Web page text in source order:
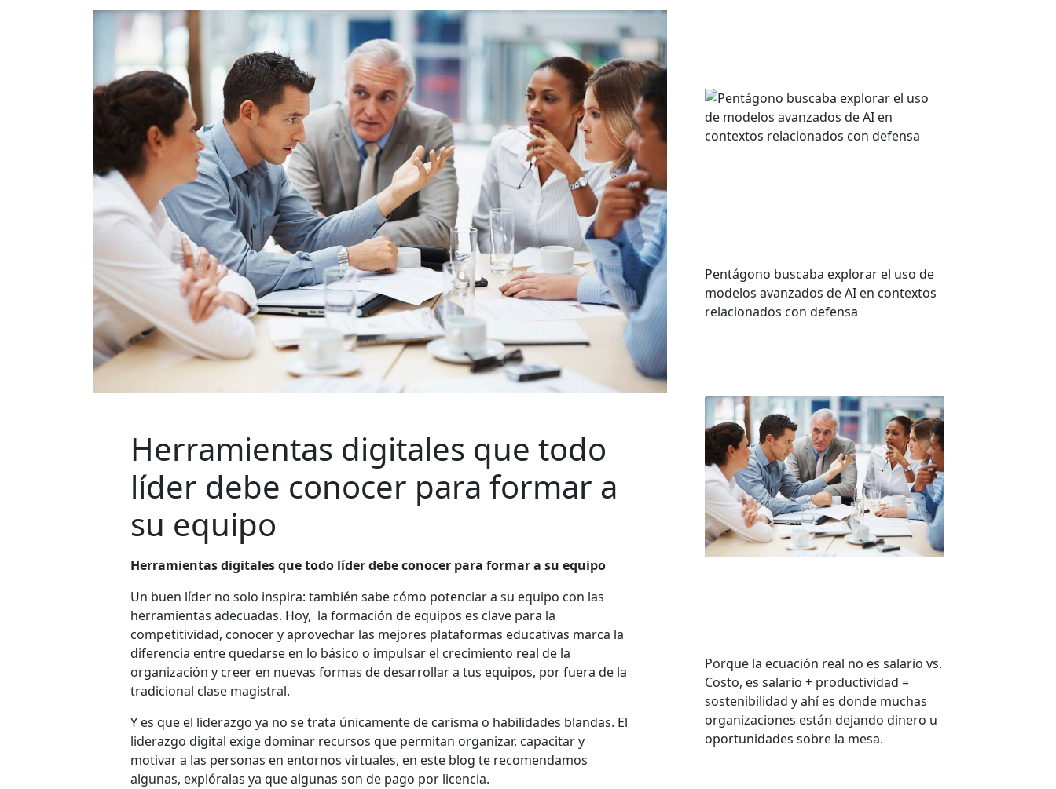
Herramientas digitales que todo
líder debe conocer para formar a
su equipo
Herramientas digitales que todo líder debe conocer para formar a su equipo
Un buen líder no solo inspira: también sabe cómo potenciar a su equipo con las
herramientas adecuadas. Hoy, la formación de equipos es clave para la
competitividad, conocer y aprovechar las mejores plataformas educativas marca la
diferencia entre quedarse en lo básico o impulsar el crecimiento real de la
organización y creer en nuevas formas de desarrollar a tus equipos, por fuera de la
tradicional clase magistral.
Y es que el liderazgo ya no se trata únicamente de carisma o habilidades blandas. El
liderazgo digital exige dominar recursos que permitan organizar, capacitar y
motivar a las personas en entornos virtuales, en este blog te recomendamos
algunas, explóralas ya que algunas son de pago por licencia.
Pentágono buscaba explorar el uso de
modelos avanzados de AI en contextos
relacionados con defensa
Porque la ecuación real no es salario vs.
Costo, es salario + productividad =
sostenibilidad y ahí es donde muchas
organizaciones están dejando dinero u
oportunidades sobre la mesa.